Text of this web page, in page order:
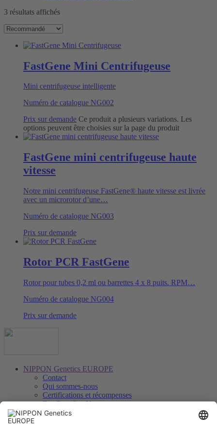
3 résultats affichés
FastGene Mini Centrifugeuse
Mini centrifugeuse intelligente
Numéro de catalogue NG002
Prix sur demande Ce produit a plusieurs variations. Les
options peuvent être choisies sur la page du produit
FastGene mini centrifugeuse haute
vitesse
Notre mini centrifugeuse FastGene® haute vitesse est livrée
avec un microrotor d’une…
Numéro de catalogue NG003
Prix sur demande
Rotor PCR FastGene
Rotor pour tubes 0,2 ml ou barrettes 4 x 8 puits. RPM…
Numéro de catalogue NG004
Prix sur demande
NIPPON Genetics EUROPE
Contact
Qui sommes-nous
Certifications et récompenses
FastGene® − Notre marque
Distributeurs
Savoir, téléchargements et service